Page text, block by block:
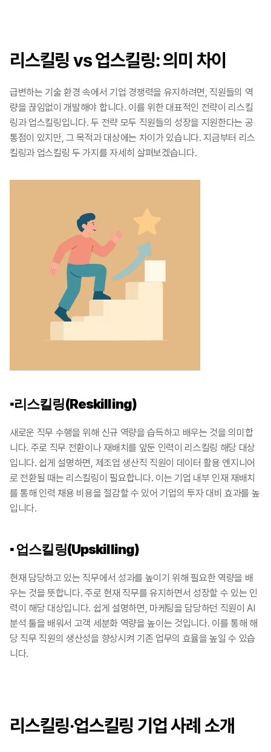
리스킬링 vs 업스킬링: 의미 차이
급변하는 기술 환경 속에서 기업 경쟁력을 유지하려면, 직원들의 역
량을 끊임없이 개발해야 합니다. 이를 위한 대표적인 전략이 리스킬
링과 업스킬링입니다. 두 전략 모두 직원들의 성장을 지원한다는 공
통점이 있지만, 그 목적과 대상에는 차이가 있습니다. 지금부터 리스
킬링과 업스킬링 두 가지를 자세히 살펴보겠습니다.
▪️리스킬링(Reskilling)
새로운 직무 수행을 위해 신규 역량을 습득하고 배우는 것을 의미합
니다. 주로 직무 전환이나 재배치를 앞둔 인력이 리스킬링 해당 대상
입니다. 쉽게 설명하면, 제조업 생산직 직원이 데이터 활용 엔지니어
로 전환될 때는 리스킬링이 필요합니다. 이는 기업 내부 인재 재배치
를 통해 인력 채용 비용을 절감할 수 있어 기업의 투자 대비 효과를 높
입니다.​​
▪️ 업스킬링(Upskilling)
현재 담당하고 있는 직무에서 성과를 높이기 위해 필요한 역량을 배
우는 것을 뜻합니다. 주로 현재 직무를 유지하면서 성장할 수 있는 인
력이 해당 대상입니다. 쉽게 설명하면, 마케팅을 담당하던 직원이 AI
분석 툴을 배워서 고객 세분화 역량을 높이는 것입니다. 이를 통해 해
당 직무 직원의 생산성을 향상시켜 기존 업무의 효율을 높일 수 있습
니다. ​​​
리스킬링·업스킬링 기업 사례 소개